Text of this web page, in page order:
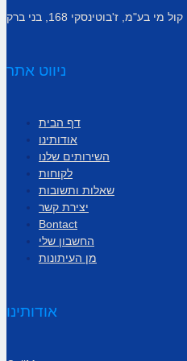
ניווט אתר
דף הבית
אודותינו
השירותים שלנו
לקוחות
שאלות ותשובות
יצירת קשר
Bontact
החשבון שלי
מן העיתונות
אודותינו